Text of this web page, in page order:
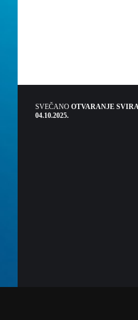
SVEČANO OTVARANJE
04.10.2025.